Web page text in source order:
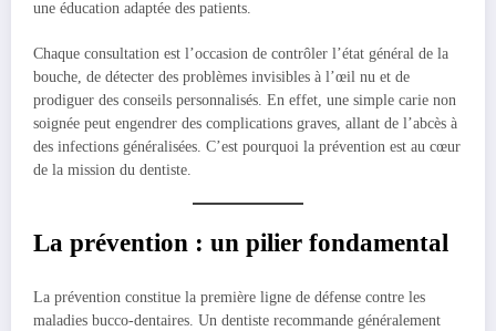
une éducation adaptée des patients.
Chaque consultation est l’occasion de contrôler l’état général de la
bouche, de détecter des problèmes invisibles à l’œil nu et de
prodiguer des conseils personnalisés. En effet, une simple carie non
soignée peut engendrer des complications graves, allant de l’abcès à
des infections généralisées. C’est pourquoi la prévention est au cœur
de la mission du dentiste.
La prévention : un pilier fondamental
La prévention constitue la première ligne de défense contre les
maladies bucco-dentaires. Un dentiste recommande généralement